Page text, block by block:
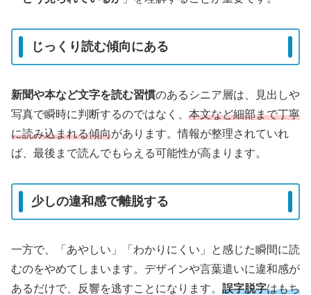
じっくり読む傾向にある
新聞や本など文字を読む習慣のあるシニア層は、見出しや
写真で瞬時に判断するのではなく、 本文など細部まで丁寧
に読み込まれる傾向があります。情報が整理されていれ
ば、最後まで読んでもらえる可能性が高まります。
少しの違和感で離脱する
一方で、「あやしい」「わかりにくい」と感じた瞬間に読
むのをやめてしまいます。デザインや言葉遣いに違和感が
あるだけで、反響を逃すことになります。 誤字脱字はもち